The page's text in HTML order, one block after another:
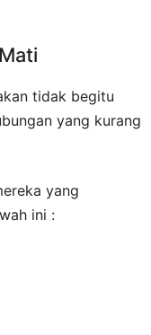
tidak begitu
yang kurang
yang
ini :